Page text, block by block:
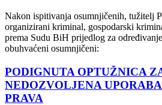
Nakon ispitivanja osumnjičenih, tužitelj
organizirani kriminal, gospodarski
prema Sudu BiH prijedlog za
obuhvaćeni osumnjičeni:
PODIGNUTA OPTUŽNICA
NEDOZVOLJENA
PRAVA